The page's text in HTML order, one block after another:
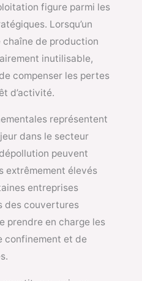
figure parmi les
Lorsqu’un
chaîne de production
inutilisable,
compenser les pertes
d’activité.
représentent
dans le secteur
peuvent
extrêmement élevés
entreprises
des couvertures
prendre en charge les
confinement et de